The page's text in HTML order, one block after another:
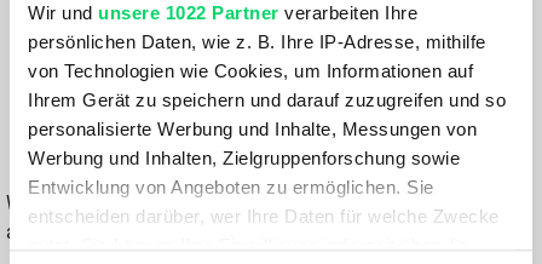
Wir und unsere 1022 Partner verarbeiten Ihre
persönlichen Daten, wie z. B. Ihre IP-Adresse, mithilfe
von Technologien wie Cookies, um Informationen auf
Ihrem Gerät zu speichern und darauf zuzugreifen und so
personalisierte Werbung und Inhalte, Messungen von
Werbung und Inhalten, Zielgruppenforschung sowie
Entwicklung von Angeboten zu ermöglichen. Sie
entscheiden darüber, wer Ihre Daten für welche Zwecke
DYNASTY-HEATHER
69,99 €
48,99 €
IN DEN WARENKORB
Wähle eine Variante aus, um die Verfügbarkeit in unseren Filialen
anzuzeigen